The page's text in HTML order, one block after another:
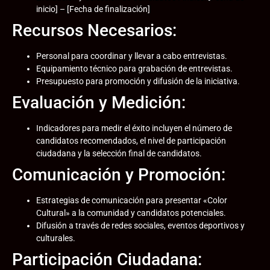
inicio] – [Fecha de finalización]
Recursos Necesarios:
Personal para coordinar y llevar a cabo entrevistas.
Equipamiento técnico para grabación de entrevistas.
Presupuesto para promoción y difusión de la iniciativa.
Evaluación y Medición:
Indicadores para medir el éxito incluyen el número de
candidatos recomendados, el nivel de participación
ciudadana y la selección final de candidatos.
Comunicación y Promoción:
Estrategias de comunicación para presentar «Color
Cultural» a la comunidad y candidatos potenciales.
Difusión a través de redes sociales, eventos deportivos y
culturales.
Participación Ciudadana: